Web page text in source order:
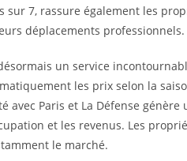
7, rassure également les
déplacements professionnels.
un service
les prix selon la
avec Paris et La Défense
et les revenus. Les
le marché.